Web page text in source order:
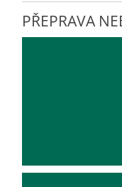
PŘEPRAVA